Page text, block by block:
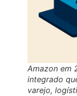
Amazon em
integrado
varejo,